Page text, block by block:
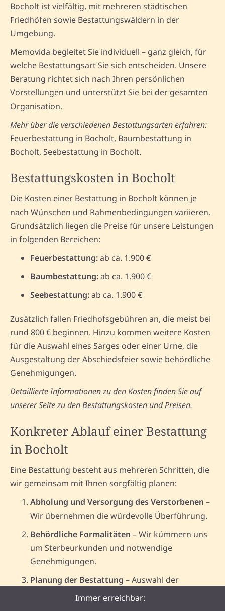
Bocholt ist vielfältig, mit mehreren städtischen
Friedhöfen sowie Bestattungswäldern in der
Umgebung.
Memovida begleitet Sie individuell – ganz gleich, für
welche Bestattungsart Sie sich entscheiden. Unsere
Beratung richtet sich nach Ihren persönlichen
Vorstellungen und unterstützt Sie bei der gesamten
Organisation.
Mehr über die verschiedenen Bestattungsarten erfahren:
Feuerbestattung in Bocholt, Baumbestattung in
Bocholt, Seebestattung in Bocholt.
Bestattungskosten in Bocholt
Die Kosten einer Bestattung in Bocholt können je
nach Wünschen und Rahmenbedingungen variieren.
Grundsätzlich liegen die Preise für unsere Leistungen
in folgenden Bereichen:
Feuerbestattung:ab ca. 1.900 €
Baumbestattung:ab ca. 1.900 €
Seebestattung:ab ca. 1.900 €
Zusätzlich fallen Friedhofsgebühren an, die meist bei
rund 800 € beginnen. Hinzu kommen weitere Kosten
für die Auswahl eines Sarges oder einer Urne, die
Ausgestaltung der Abschiedsfeier sowie behördliche
Genehmigungen.
Detaillierte Informationen zu den Kosten finden Sie auf
unserer Seite zu denBestattungskosten undPreisen.
Konkreter Ablauf einer Bestattung
in Bocholt
Eine Bestattung besteht aus mehreren Schritten, die
wir gemeinsam mit Ihnen sorgfältig planen:
Abholung und Versorgung des Verstorbenen –
Wir übernehmen die würdevolle Überführung.
Behördliche Formalitäten – Wir kümmern uns
um Sterbeurkunden und notwendige
Genehmigungen.
Planung der Bestattung – Auswahl der
Bestattungsart und des Ortes, Gestaltung der
Immer erreichbar: